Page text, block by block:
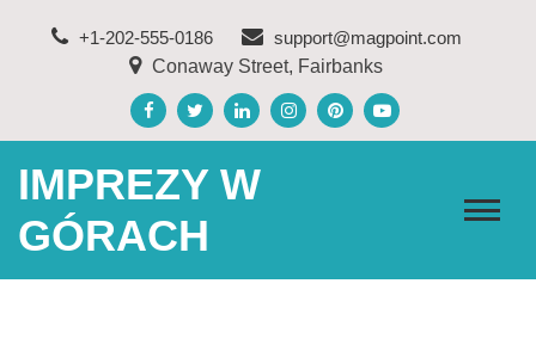
+1-202-555-0186
support@magpoint.com
Conaway Street, Fairbanks
IMPREZY W
GÓRACH